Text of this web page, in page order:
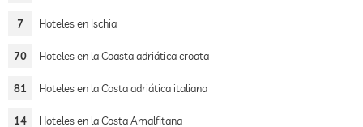
7 Hoteles en Ischia
70 Hoteles en la Coasta adriática croata
81 Hoteles en la Costa adriática italiana
14 Hoteles en la Costa Amalfitana